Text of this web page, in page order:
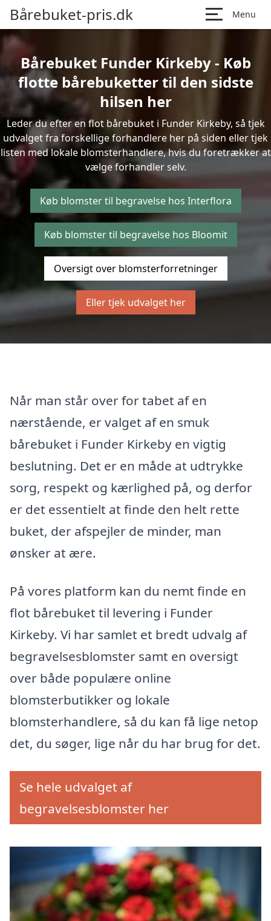
Bårebuket-pris.dk Menu
Bårebuket Funder Kirkeby - Køb
flotte bårebuketter til den sidste
hilsen her
Leder du efter en flot bårebuket i Funder Kirkeby, så tjek
udvalget fra forskellige forhandlere her på siden eller tjek
listen med lokale blomsterhandlere, hvis du foretrækker at
vælge forhandler selv.
Køb blomster til begravelse hos Interflora
Køb blomster til begravelse hos Bloomit
Oversigt over blomsterforretninger
Eller tjek udvalget her
Når man står over for tabet af en
nærstående, er valget af en smuk
bårebuket i Funder Kirkeby en vigtig
beslutning. Det er en måde at udtrykke
sorg, respekt og kærlighed på, og derfor
er det essentielt at finde den helt rette
buket, der afspejler de minder, man
ønsker at ære.
På vores platform kan du nemt finde en
flot bårebuket til levering i Funder
Kirkeby. Vi har samlet et bredt udvalg af
begravelsesblomster samt en oversigt
over både populære online
blomsterbutikker og lokale
blomsterhandlere, så du kan få lige netop
det, du søger, lige når du har brug for det.
Se hele udvalget af
begravelsesblomster her